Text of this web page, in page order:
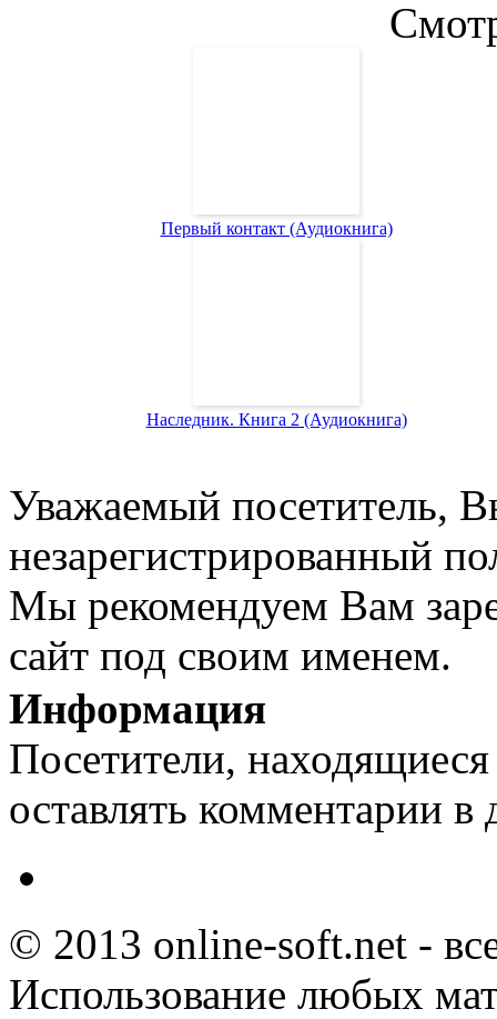
Первый контакт (Аудиокнига)
Наследник. Книга 2 (Аудиокнига)
Уважаемый посетитель,
незарегистрированный
Мы рекомендуем Вам
сайт под своим именем.
Информация
Посетители,
оставлять комментарии в
© 2013 online-soft.net -
Использование любых